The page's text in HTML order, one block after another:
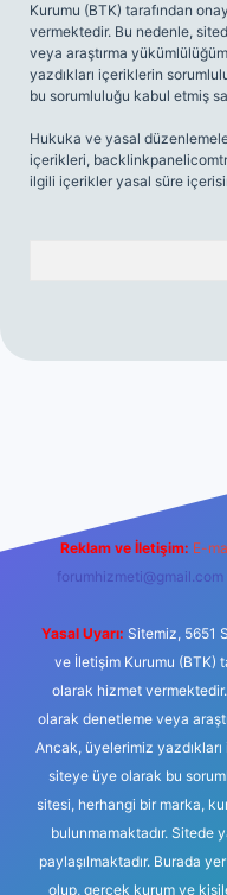
Kurumu (BTK) tarafından
vermektedir. Bu nedenle,
veya araştırma
yazdıkları içeriklerin
bu sorumluluğu kabul etmiş
Hukuka ve yasal
içerikleri,
ilgili içerikler yasal süre
Reklam ve İletişim: E-
forumhizmeti@gmail.com
Yasal Uyarı: Sitemiz, 5651
ve İletişim Kurumu (BTK)
olarak hizmet
olarak denetleme veya
Ancak, üyelerimiz
siteye üye olarak bu
sitesi, herhangi bir marka,
bulunmamaktadır. Sitede
paylaşılmaktadır. Burada
olup, gerçek kurum ve